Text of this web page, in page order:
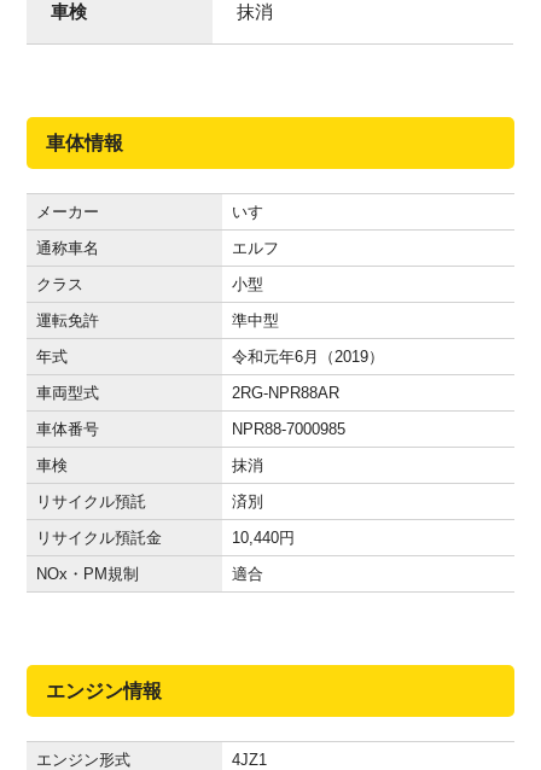
車検 抹消
車体情報
メーカー
いすゞ
通称車名
エルフ
クラス
小型
運転免許
準中型
年式
令和元年6月（2019）
車両型式
2RG-NPR88AR
車体番号
NPR88-7000985
車検
抹消
リサイクル預託
済別
リサイクル預託金
10,440円
NOx・PM規制
適合
エンジン情報
エンジン形式 4JZ1